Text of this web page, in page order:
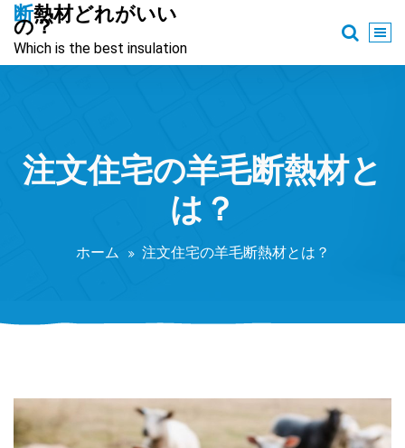
断熱材どれがいい
の？
Which is the best insulation
注文住宅の羊毛断熱材と
は？
ホーム 注文住宅の羊毛断熱材とは？